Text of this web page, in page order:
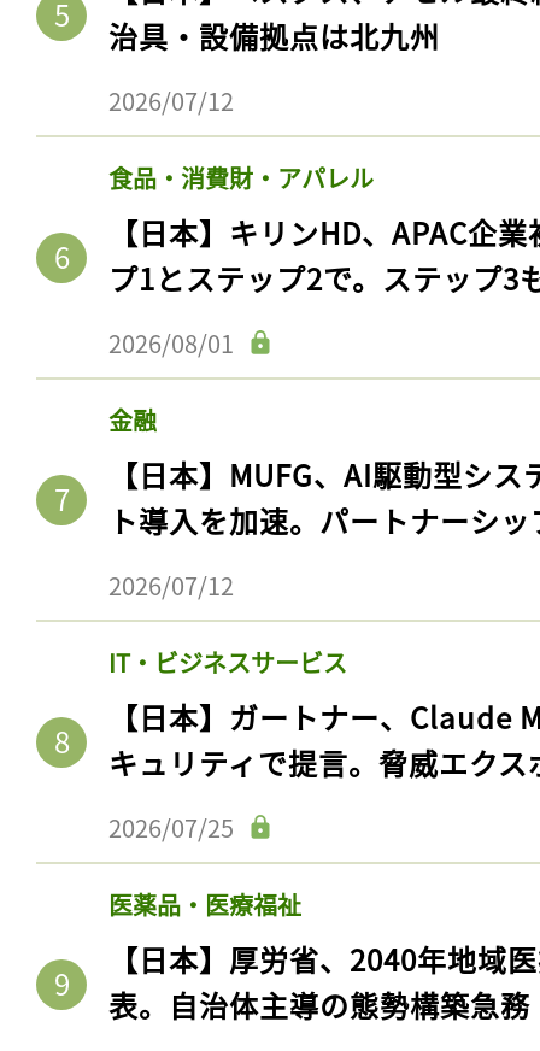
治具・設備拠点は北九州
2026/07/12
食品・消費財・アパレル
【日本】キリンHD、APAC企
プ1とステップ2で。ステップ3
2026/08/01
金融
【日本】MUFG、AI駆動型シ
ト導入を加速。パートナーシ
2026/07/12
IT・ビジネスサービス
【日本】ガートナー、Claude
キュリティで提言。脅威エク
2026/07/25
医薬品・医療福祉
【日本】厚労省、2040年地域
表。自治体主導の態勢構築急務